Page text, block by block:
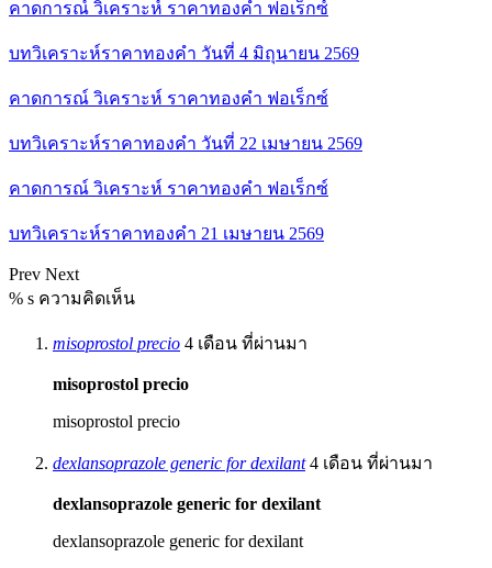
คาดการณ์ วิเคราะห์ ราคาทองคำ ฟอเร็กซ์
บทวิเคราะห์ราคาทองคำ วันที่ 4 มิถุนายน 2569
คาดการณ์ วิเคราะห์ ราคาทองคำ ฟอเร็กซ์
บทวิเคราะห์ราคาทองคำ วันที่ 22 เมษายน 2569
คาดการณ์ วิเคราะห์ ราคาทองคำ ฟอเร็กซ์
บทวิเคราะห์ราคาทองคำ 21 เมษายน 2569
Prev Next
% s ความคิดเห็น
misoprostol precio 4 เดือน ที่ผ่านมา
misoprostol precio
misoprostol precio
dexlansoprazole generic for dexilant 4 เดือน ที่ผ่านมา
dexlansoprazole generic for dexilant
dexlansoprazole generic for dexilant